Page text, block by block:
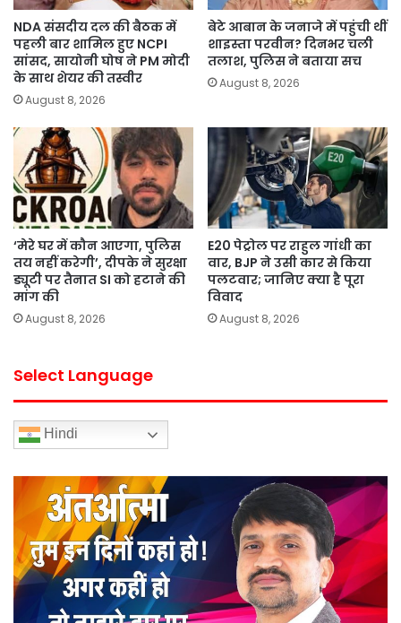
NDA संसदीय दल की बैठक में
पहली बार शामिल हुए NCPI
सांसद, सायोनी घोष ने PM मोदी
के साथ शेयर की तस्वीर
August 8, 2026
बेटे आबान के जनाजे में पहुंची थीं
शाइस्ता परवीन? दिनभर चली
तलाश, पुलिस ने बताया सच
August 8, 2026
‘मेरे घर में कौन आएगा, पुलिस
तय नहीं करेगी’, दीपके ने सुरक्षा
ड्यूटी पर तैनात SI को हटाने की
मांग की
August 8, 2026
E20 पेट्रोल पर राहुल गांधी का
वार, BJP ने उसी कार से किया
पलटवार; जानिए क्या है पूरा
विवाद
August 8, 2026
Select Language
Hindi